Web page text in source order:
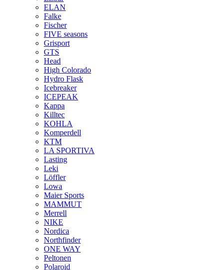
ELAN
Falke
Fischer
FIVE seasons
Grisport
GTS
Head
High Colorado
Hydro Flask
Icebreaker
ICEPEAK
Kappa
Killtec
KOHLA
Komperdell
KTM
LA SPORTIVA
Lasting
Leki
Löffler
Lowa
Maier Sports
MAMMUT
Merrell
NIKE
Nordica
Northfinder
ONE WAY
Peltonen
Polaroid